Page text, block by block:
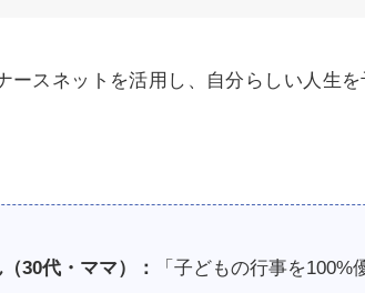
ースネットを活用し、自分らしい人生
30代・ママ）：
「子どもの行事を